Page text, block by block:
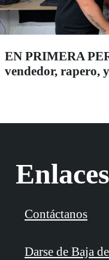
EN PRIMERA
vendedor, rapero,
Contáctanos
Darse de Baja